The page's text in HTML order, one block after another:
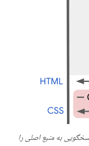
به منبع اصلی را